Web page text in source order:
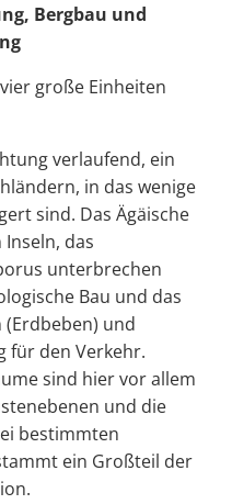
Bergbau und
große Einheiten
verlaufend, ein
in das wenige
sind. Das Ägäische
das
unterbrechen
Bau und das
und
für den Verkehr.
sind hier vor allem
und die
bestimmten
ein Großteil der